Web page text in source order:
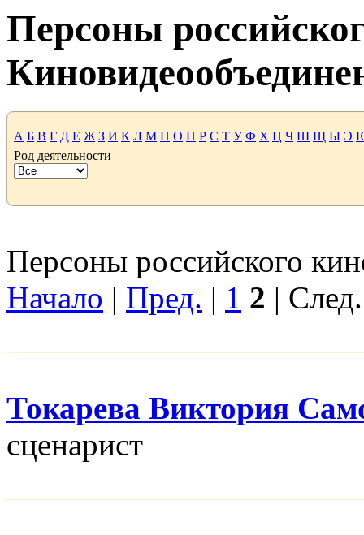
Персоны
А Б В Г Д Е Ж З И К Л М Н О П Р С Т У Ф Х Ц Ч Ш Щ Ы Э
Род деятельности
Персоны российского
Начало | Пред. | 1 2 |
Токарева Виктория
сценарист